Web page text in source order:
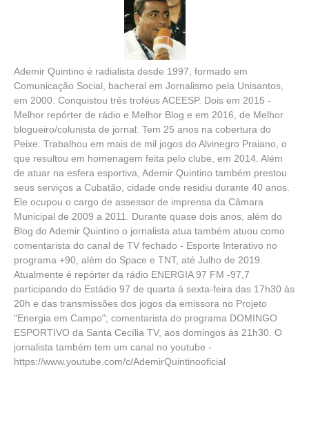
Ademir Quintino é radialista desde 1997, formado em
Comunicação Social, bacheral em Jornalismo pela Unisantos,
em 2000. Conquistou três troféus ACEESP. Dois em 2015 -
Melhor repórter de rádio e Melhor Blog e em 2016, de Melhor
blogueiro/colunista de jornal. Tem 25 anos na cobertura do
Peixe. Trabalhou em mais de mil jogos do Alvinegro Praiano, o
que resultou em homenagem feita pelo clube, em 2014. Além
de atuar na esfera esportiva, Ademir Quintino também prestou
seus serviços a Cubatão, cidade onde residiu durante 40 anos.
Ele ocupou o cargo de assessor de imprensa da Câmara
Municipal de 2009 a 2011. Durante quase dois anos, além do
Blog do Ademir Quintino o jornalista atua também atuou como
comentarista do canal de TV fechado - Esporte Interativo no
programa +90, além do Space e TNT, até Julho de 2019.
Atualmente é repórter da rádio ENERGIA 97 FM -97,7
participando do Estádio 97 de quarta á sexta-feira das 17h30 às
20h e das transmissões dos jogos da emissora no Projeto
"Energia em Campo"; comentarista do programa DOMINGO
ESPORTIVO da Santa Cecília TV, aos domingos às 21h30. O
jornalista também tem um canal no youtube -
https://www.youtube.com/c/AdemirQuintinooficial